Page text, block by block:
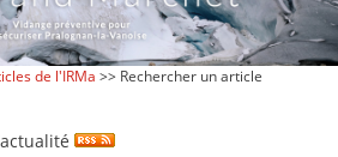
de l'IRMa >> Rechercher un article